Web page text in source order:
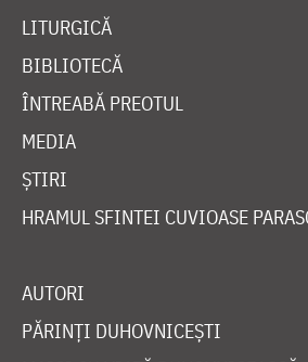
LITURGICĂ
BIBLIOTECĂ
ÎNTREABĂ PREOTUL
MEDIA
ȘTIRI
HRAMUL SFINTEI CUVIOASE
AUTORI
PĂRINȚI DUHOVNICEȘTI